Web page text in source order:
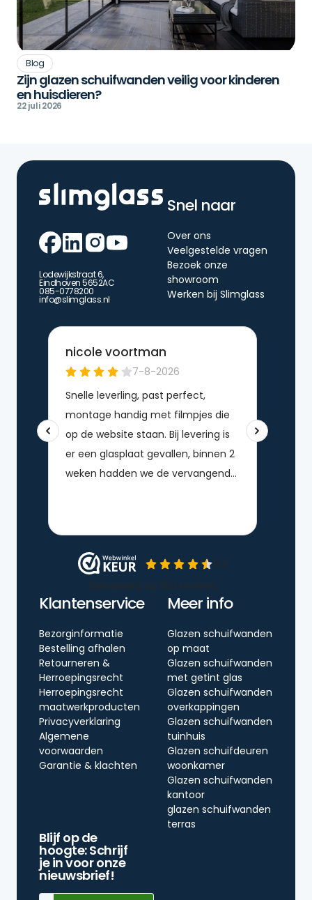
Blog
Zijn glazen schuifwanden veilig voor kinderen
en huisdieren?
22 juli 2026
Lodewijkstraat 6,
Eindhoven 5652AC
085-0778200
info@slimglass.nl
Snel naar
Over ons
Veelgestelde vragen
Bezoek onze
showroom
Werken bij Slimglass
Klantenservice
Bezorginformatie
Bestelling afhalen
Retourneren &
Herroepingsrecht
Herroepingsrecht
maatwerkproducten
Privacyverklaring
Algemene
voorwaarden
Garantie & klachten
Meer info
Glazen schuifwanden
op maat
Glazen schuifwanden
met getint glas
Glazen schuifwanden
overkappingen
Glazen schuifwanden
tuinhuis
Glazen schuifdeuren
woonkamer
Glazen schuifwanden
kantoor
glazen schuifwanden
terras
Blijf op de
hoogte: Schrijf
je in voor onze
nieuwsbrief!